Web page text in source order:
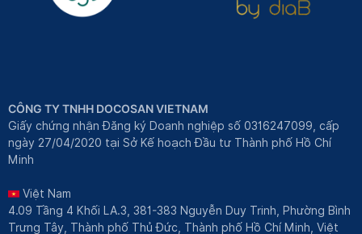
CÔNG TY TNHH DOCOSAN VIETNAM
Giấy chứng nhận Đăng ký Doanh nghiệp số 0316247099, cấp
ngày 27/04/2020 tại Sở Kế hoạch Đầu tư Thành phố Hồ Chí
Minh
Việt Nam
4.09 Tầng 4 Khối LA.3, 381-383 Nguyễn Duy Trinh, Phường Bình
Trưng Tây, Thành phố Thủ Đức, Thành phố Hồ Chí Minh, Việt